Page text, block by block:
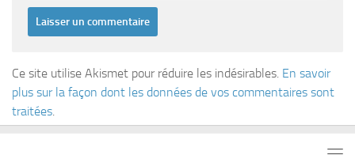
Ce site utilise Akismet pour réduire les indésirables. En savoir
plus sur la façon dont les données de vos commentaires sont
traitées